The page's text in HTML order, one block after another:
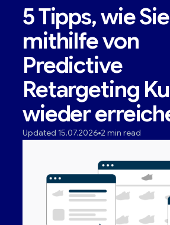
5 Tipps, wie Sie
mithilfe von
Predictive
Retargeting
wieder
Updated 15.07.2026 2 min read